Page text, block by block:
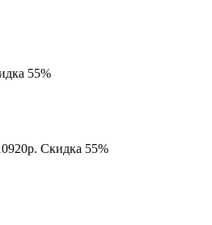
55%
Скидка 55%